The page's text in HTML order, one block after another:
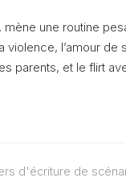
une routine
violence, l’amour
et le flirt
d'écriture de